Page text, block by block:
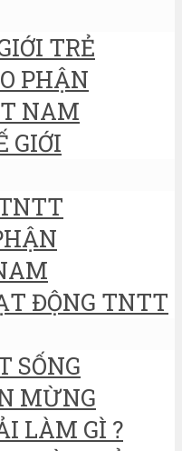
TRẺ
PHẬN
NAM
GIỚI
ĐỘNG TNTT
SỐNG
MỪNG
LÀM GÌ ?